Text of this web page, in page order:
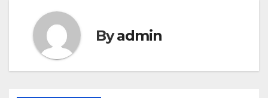
Byadmin